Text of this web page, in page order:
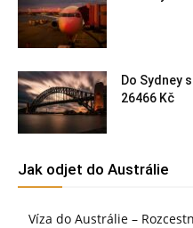
Do Sydney
26466 Kč
Jak odjet do Austrálie
Víza do Austrálie –